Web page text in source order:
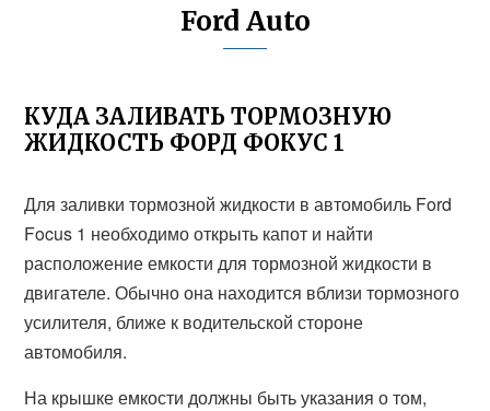
Ford Auto
КУДА ЗАЛИВАТЬ ТОРМОЗНУЮ
ЖИДКОСТЬ ФОРД ФОКУС 1
Для заливки тормозной жидкости в автомобиль Ford
Focus 1 необходимо открыть капот и найти
расположение емкости для тормозной жидкости в
двигателе. Обычно она находится вблизи тормозного
усилителя, ближе к водительской стороне
автомобиля.
На крышке емкости должны быть указания о том,